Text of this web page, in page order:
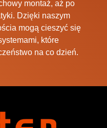
montaż, aż po
Dzięki naszym
mogą cieszyć się
które
na co dzień.